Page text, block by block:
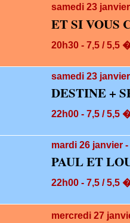
samedi 23
ET SI VOUS
20h30 - 7,5 / 5,5
samedi 23
DESTINE +
22h00 - 7,5 / 5,5
mardi 26 janvier
PAUL ET
22h00 - 7,5 / 5,5
mercredi 27